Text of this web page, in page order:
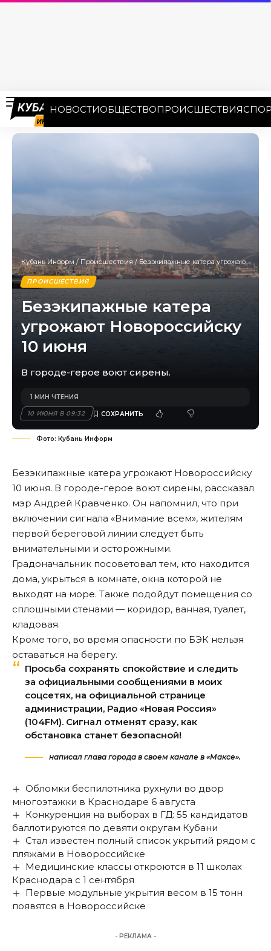
НОВОСТИОБЩЕСТВОПРОИСШЕСТВИЯ
Кубань Информ / Происшествия / Безэкипажные катера угрожают Новороссийску 10 июня
ПРОИСШЕСТВИЯ
Безэкипажные катера
угрожают Новороссийску
10 июня
В городе-герое воют сирены.
10 ИЮНЯ В 09:32
1 МИН ЧТЕНИЯ
Фото: Кубань Информ
Безэкипажные катера угрожают Новороссийску
10 июня. В городе-герое воют сирены, рассказал
мэр Андрей Кравченко. Он напомнил, что при
включении сигнала «Внимание всем», жителям
первой береговой линии следует быть
внимательными и осторожными.
Градоначальник посоветовал тем, кто находится
дома, укрыться в комнате, окна которой не
выходят на море. Также подойдут помещения со
сплошными стенами — коридор, ванная, туалет,
кладовая.
Кроме того, во время опасности по БЭК нельзя
оставаться на берегу.
Просьба сохранять спокойствие и следить
за официальными сообщениями в моих
соцсетях, на официальной странице
администрации, Радио «Новая Россия»
(104FM). Сигнал отменят сразу, как
обстановка станет безопасной!
написал глава города в своем канале в «Максе».
Обломки беспилотника рухнули во двор
многоэтажки в Краснодаре 6 августа
Конкуренция на выборах в ГД: 55 кандидатов
баллотируются по девяти округам Кубани
Стал известен полный список укрытий рядом с
пляжами в Новороссийске
Медицинские классы откроются в 11 школах
Краснодара с 1 сентября
Первые модульные укрытия весом в 15 тонн
появятся в Новороссийске
- РЕКЛАМА -